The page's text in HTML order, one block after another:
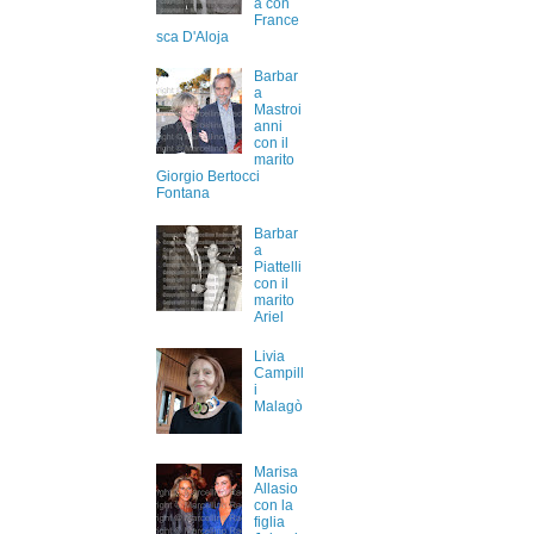
a con
France
sca D'Aloja
Barbar
a
Mastroi
anni
con il
marito
Giorgio Bertocci
Fontana
Barbar
a
Piattelli
con il
marito
Ariel
Livia
Campill
i
Malagò
Marisa
Allasio
con la
figlia